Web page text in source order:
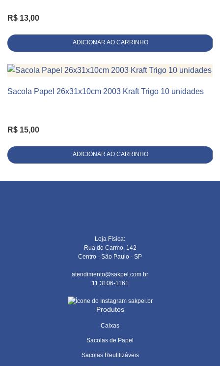
R$ 13,00
ADICIONAR AO CARRINHO
KIT 10 UNIDADES
Sacola Papel 26x31x10cm 2003 Kraft Trigo 10 unidades
R$ 15,00
ADICIONAR AO CARRINHO
Loja Física:
Rua do Carmo, 142
Centro - São Paulo - SP
atendimento@sakpel.com.br
11 3106-1161
sakpel.br
Produtos
Caixas
Sacolas de Papel
Sacolas Reutilizáveis